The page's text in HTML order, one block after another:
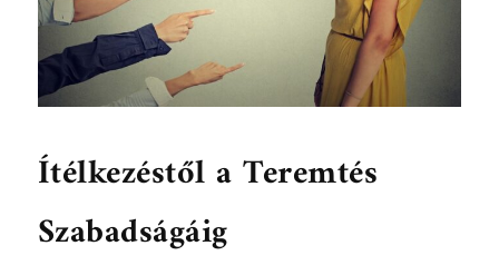
Ítélkezéstől a Teremtés
Szabadságáig